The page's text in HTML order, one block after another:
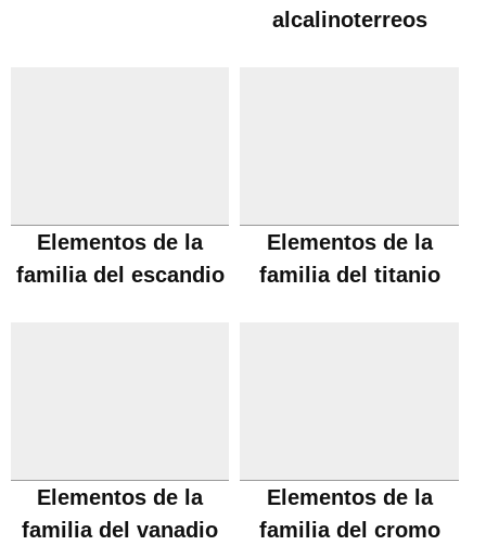
alcalinoterreos
Elementos de la
familia del escandio
Elementos de la
familia del titanio
Elementos de la
familia del vanadio
Elementos de la
familia del cromo